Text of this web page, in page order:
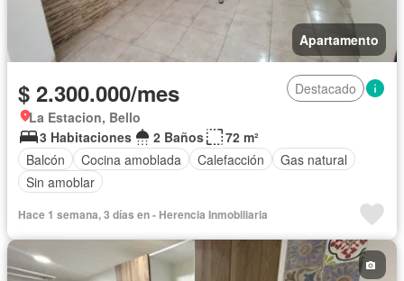
Apartamento
$ 2.300.000/mes
Destacado
La Estacion, Bello
3 Habitaciones
2 Baños
72 m²
Balcón
Cocina amoblada Calefacción
Gas natural
Sin amoblar
Hace 1 semana, 3 días en - Herencia Inmobiliaria